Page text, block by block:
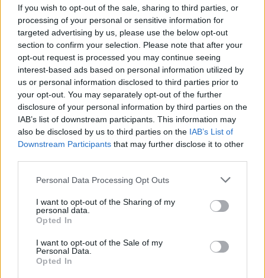
If you wish to opt-out of the sale, sharing to third parties, or
processing of your personal or sensitive information for
targeted advertising by us, please use the below opt-out
section to confirm your selection. Please note that after your
opt-out request is processed you may continue seeing
interest-based ads based on personal information utilized by
us or personal information disclosed to third parties prior to
your opt-out. You may separately opt-out of the further
disclosure of your personal information by third parties on the
IAB’s list of downstream participants. This information may
also be disclosed by us to third parties on the IAB’s List of
Downstream Participants that may further disclose it to other
Personal Data Processing Opt Outs
I want to opt-out of the Sharing of my
personal data.
Opted In
I want to opt-out of the Sale of my
Personal Data.
Opted In
O pelotão da 87.ª Volta a Portugal em bicicleta cumpre hoje a
mais longa...
8 Agosto, 2026 - 08:51
Zona dos Mármores e Alqueva «tem todas as condições para
receber» a Grande Área de Acolhimento Empresarial do
Alentejo
receber» a Grande...
5 Agosto, 2026 - 17:10